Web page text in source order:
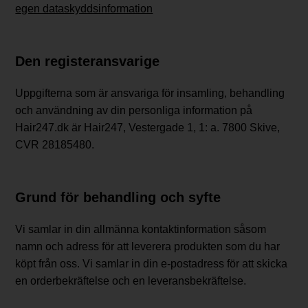
egen dataskyddsinformation
Den registeransvarige
Uppgifterna som är ansvariga för insamling, behandling
och användning av din personliga information på
Hair247.dk är Hair247, Vestergade 1, 1: a. 7800 Skive,
CVR 28185480.
Grund för behandling och syfte
Vi samlar in din allmänna kontaktinformation såsom
namn och adress för att leverera produkten som du har
köpt från oss. Vi samlar in din e-postadress för att skicka
en orderbekräftelse och en leveransbekräftelse.